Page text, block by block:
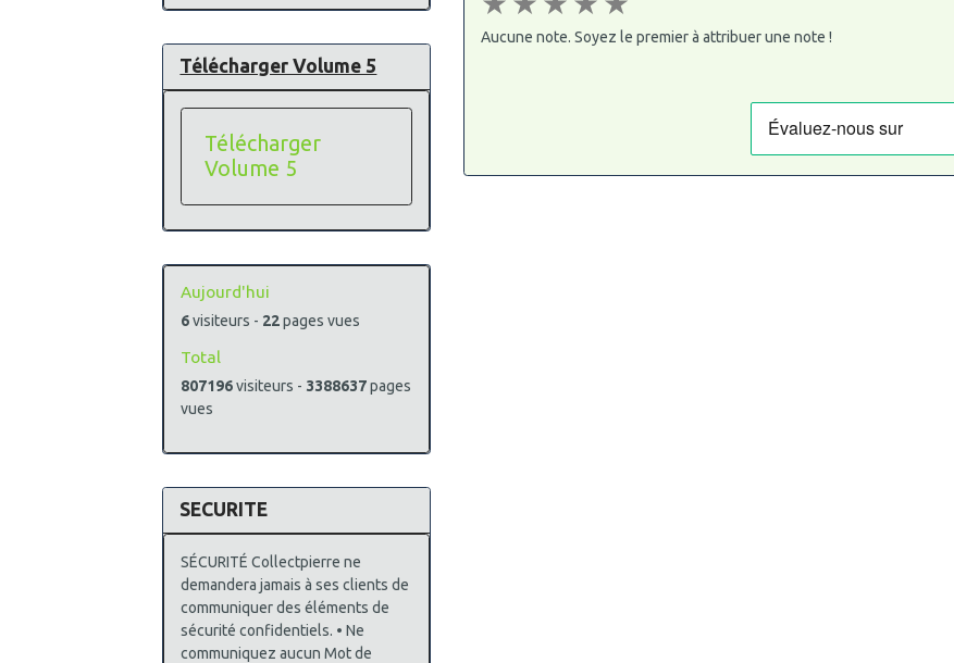
Aucune note. Soyez le premier à attribuer une note !
Télécharger Volume 5
Télécharger
Volume 5
Aujourd'hui
6visiteurs - 22pages vues
Total
807196visiteurs - 3388637pages
vues
SECURITE
SÉCURITÉ Collectpierre ne
demandera jamais à ses clients de
communiquer des éléments de
sécurité confidentiels. • Ne
communiquez aucun Mot de